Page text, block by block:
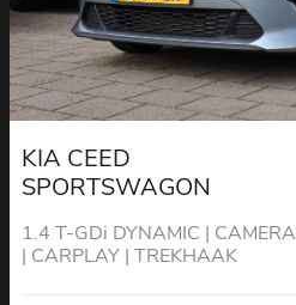
KIA CEED
SPORTSWAGON
1.4 T-GDi DYNAMIC | CAMERA
| CARPLAY | TREKHAAK